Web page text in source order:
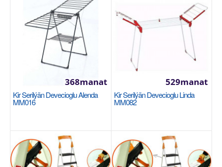
368manat
Sebede Goş
+Garşylaşdyrmaga goş
Halananlara goş
Kir Serilýän Devecioglu Alenda
MM016
368manat
Kir Serilýän Devecioglu Linda
MM082
529manat